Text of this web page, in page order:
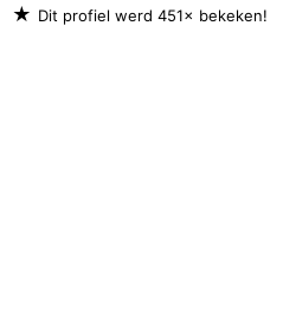
★ Dit profiel werd 451× bekeken!